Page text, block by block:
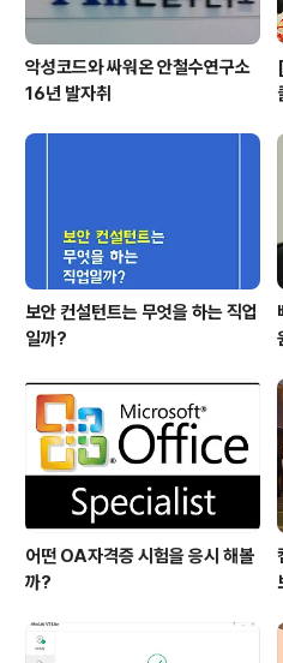
악성코드와 싸워온 안철수연구소
16년 발자취
보안 컨설턴트는 무엇을 하는 직업
일까?
어떤 OA자격증 시험을 응시 해볼
까?